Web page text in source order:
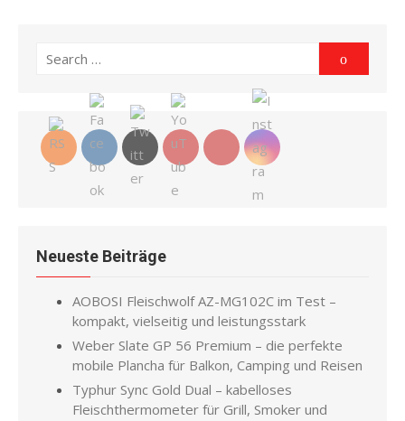
Search
Search
Neueste Beiträge
AOBOSI Fleischwolf AZ-MG102C im Test –
kompakt, vielseitig und leistungsstark
Weber Slate GP 56 Premium – die perfekte
mobile Plancha für Balkon, Camping und Reisen
Typhur Sync Gold Dual – kabelloses
Fleischthermometer für Grill, Smoker und